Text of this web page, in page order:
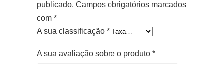
publicado. Campos obrigatórios marcados
com *
A sua classificação *
A sua avaliação sobre o produto *